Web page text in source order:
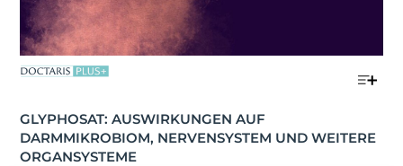
GLYPHOSAT: AUSWIRKUNGEN AUF
DARMMIKROBIOM, NERVENSYSTEM UND WEITERE
ORGANSYSTEME